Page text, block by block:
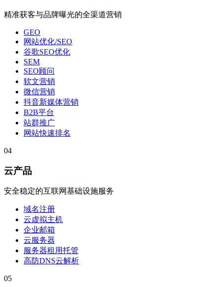
精准获客与品牌曝光的全渠道营销
GEO
网站优化/SEO
谷歌SEO优化
SEM
SEO顾问
软文营销
微信营销
抖音新媒体营销
B2B平台
站群推广
网站快速排名
04
云产品
安全稳定的互联网基础设施服务
域名注册
云虚拟主机
企业邮箱
云服务器
服务器租用托管
高防DNS云解析
05